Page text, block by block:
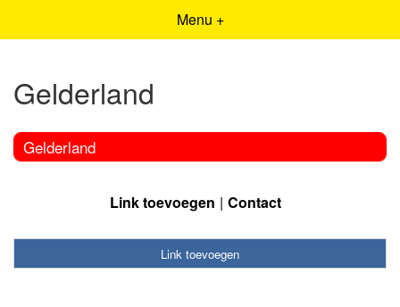
Menu +
Gelderland
Gelderland
Link toevoegen Contact
Link toevoegen